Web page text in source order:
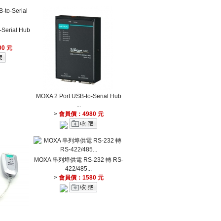
Serial Hub
元
MOXA 2 Port USB-to-Serial Hub
...
> 會員價：4980 元
MOXA 串列埠供電 RS-232 轉 RS-
422/485...
> 會員價：1580 元